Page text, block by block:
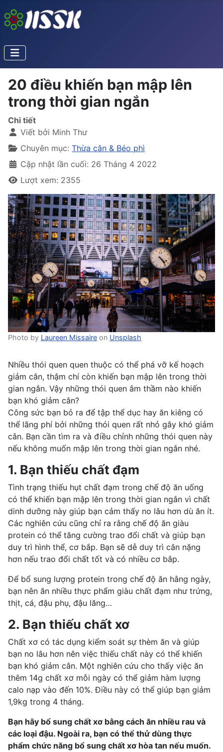
20 điều khiến bạn mập lên
trong thời gian ngắn
Chi tiết
Viết bởi Minh Thư
Chuyên mục: Thừa cân & Béo phì
Cập nhật lần cuối: 26 Tháng 4 2022
Lượt xem: 2355
Photo by Laureen Missaire on Unsplash
Nhiều thói quen quen thuộc có thể phá vỡ kế hoạch
giảm cân, thậm chí còn khiến bạn mập lên trong thời
gian ngắn. Vậy những thói quen âm thầm nào khiến
bạn khó giảm cân?
Công sức bạn bỏ ra để tập thể dục hay ăn kiêng có
thể lãng phí bởi những thói quen rất nhỏ gây khó giảm
cân. Bạn cần tìm ra và điều chỉnh những thói quen này
nếu không muốn mập lên trong thời gian ngắn nhé.
1. Bạn thiếu chất đạm
Tình trạng thiếu hụt chất đạm trong chế độ ăn uống
có thể khiến bạn mập lên trong thời gian ngắn vì chất
dinh dưỡng này giúp bạn cảm thấy no lâu hơn dù ăn ít.
Các nghiên cứu cũng chỉ ra rằng chế độ ăn giàu
protein có thể tăng cường trao đổi chất và giúp bạn
duy trì hình thể, cơ bắp. Bạn sẽ dễ duy trì cân nặng
hơn nếu trao đổi chất tốt và có nhiều cơ bắp.
Để bổ sung lượng protein trong chế độ ăn hằng ngày,
bạn nên ăn nhiều thực phẩm giàu chất đạm như trứng,
thịt, cá, đậu phụ, đậu lăng…
2. Bạn thiếu chất xơ
Chất xơ có tác dụng kiểm soát sự thèm ăn và giúp
bạn no lâu hơn nên việc thiếu chất này có thể khiến
bạn khó giảm cân. Một nghiên cứu cho thấy việc ăn
thêm 14g chất xơ mỗi ngày có thể giảm hàm lượng
calo nạp vào đến 10%. Điều này có thể giúp bạn giảm
1,9kg trong 4 tháng.
Bạn hãy bổ sung chất xơ bằng cách ăn nhiều rau và
các loại đậu. Ngoài ra, bạn có thể thử dùng thực
phẩm chức năng bổ sung chất xơ hòa tan nếu muốn.